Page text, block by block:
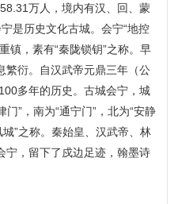
万人，境内有汉、回、蒙
是历史文化古城。会宁“地控
镇，素有“秦陇锁钥”之称。早
繁衍。自汉武帝元鼎三年（公
多年的历史。古城会宁，城
门”，南为“通宁门”，北为“安静
”之称。秦始皇、汉武帝、林
宁，留下了戍边足迹，翰墨诗